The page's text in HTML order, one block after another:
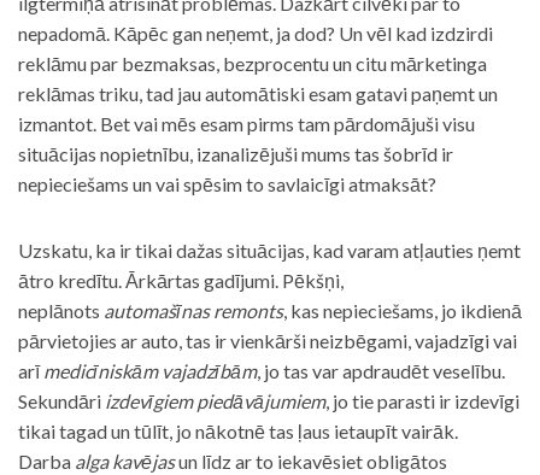
nepadomā. Kāpēc gan neņemt, ja dod? Un vēl kad izdzirdi
reklāmu par bezmaksas, bezprocentu un citu mārketinga
reklāmas triku, tad jau automātiski esam gatavi paņemt un
izmantot. Bet vai mēs esam pirms tam pārdomājuši visu
situācijas nopietnību, izanalizējuši mums tas šobrīd ir
nepieciešams un vai spēsim to savlaicīgi atmaksāt?
Uzskatu, ka ir tikai dažas situācijas, kad varam atļauties ņemt
ātro kredītu. Ārkārtas gadījumi. Pēkšņi,
neplānots automašīnas remonts, kas nepieciešams, jo ikdienā
pārvietojies ar auto, tas ir vienkārši neizbēgami, vajadzīgi vai
arīmedicīniskām vajadzībām, jo tas var apdraudēt veselību.
Sekundāri izdevīgiem piedāvājumiem, jo tie parasti ir izdevīgi
tikai tagad un tūlīt, jo nākotnē tas ļaus ietaupīt vairāk.
Darba alga kavējasun līdz ar to iekavēsiet obligātos